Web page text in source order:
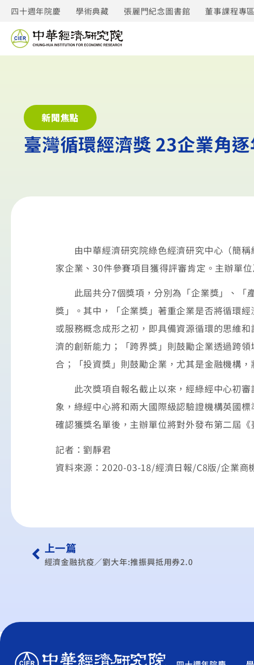
四十週年院慶 學術典藏 張麗門紀念圖書館 董事課程專區
新聞焦點
臺灣循環經濟獎 23企業角
由中華經濟研究院綠色經濟研究中心（簡稱
家企業、30件參賽項目獲得評審肯定。主辦單
此屆共分7個獎項，分別為「企業獎」、「
獎」。其中，「企業獎」著重企業是否將循環
或服務概念成形之初，即具備資源循環的思維
濟的創新能力；「跨界獎」則鼓勵企業透過跨
合；「投資獎」則鼓勵企業，尤其是金融機構
此次獎項自報名截止以來，經綠經中心初審
象，綠經中心將和兩大國際級認驗證機構英國
確認獲獎名單後，主辦單位將對外發布第二屆
記者：劉靜君
資料來源：2020-03-18/經濟日報/C8版/企業商
上一篇
經濟金融抗疫／劉大年:推振興抵用券2.0